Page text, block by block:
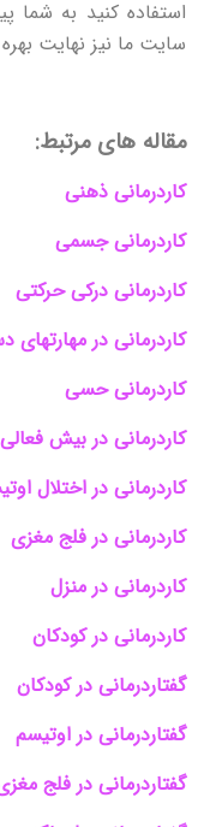
استفاده کنید به شما
سایت ما نیز نهایت بهره
مقاله های مرتبط:
کاردرمانی ذهنی
کاردرمانی جسمی
کاردرمانی درکی حرکتی
کاردرمانی در
کاردرمانی حسی
کاردرمانی در بیش
کاردرمانی در اختلال
کاردرمانی در فلج مغزی
کاردرمانی در منزل
کاردرمانی در کودکان
گفتاردرمانی در کودکان
گفتاردرمانی در اوتیسم
گفتاردرمانی در فلج